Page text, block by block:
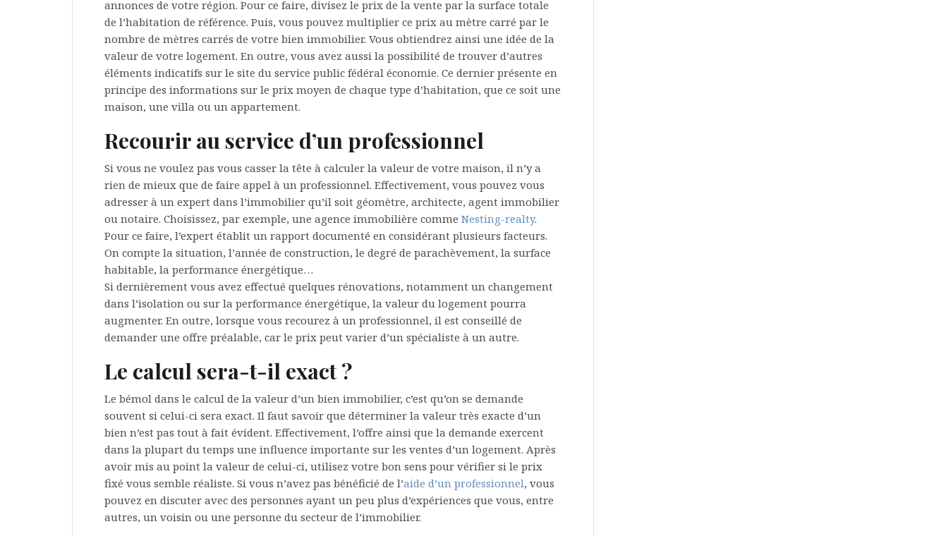
annonces de votre région. Pour ce faire, divisez le prix de la vente par la surface totale
de l’habitation de référence. Puis, vous pouvez multiplier ce prix au mètre carré par le
nombre de mètres carrés de votre bien immobilier. Vous obtiendrez ainsi une idée de la
valeur de votre logement. En outre, vous avez aussi la possibilité de trouver d’autres
éléments indicatifs sur le site du service public fédéral économie. Ce dernier présente en
principe des informations sur le prix moyen de chaque type d’habitation, que ce soit une
maison, une villa ou un appartement.
Recourir au service d’un professionnel
Si vous ne voulez pas vous casser la tête à calculer la valeur de votre maison, il n’y a
rien de mieux que de faire appel à un professionnel. Effectivement, vous pouvez vous
adresser à un expert dans l’immobilier qu’il soit géomètre, architecte, agent immobilier
ou notaire. Choisissez, par exemple, une agence immobilière comme Nesting-realty.
Pour ce faire, l’expert établit un rapport documenté en considérant plusieurs facteurs.
On compte la situation, l’année de construction, le degré de parachèvement, la surface
habitable, la performance énergétique…
Si dernièrement vous avez effectué quelques rénovations, notamment un changement
dans l’isolation ou sur la performance énergétique, la valeur du logement pourra
augmenter. En outre, lorsque vous recourez à un professionnel, il est conseillé de
demander une offre préalable, car le prix peut varier d’un spécialiste à un autre.
Le calcul sera-t-il exact ?
Le bémol dans le calcul de la valeur d’un bien immobilier, c’est qu’on se demande
souvent si celui-ci sera exact. Il faut savoir que déterminer la valeur très exacte d’un
bien n’est pas tout à fait évident. Effectivement, l’offre ainsi que la demande exercent
dans la plupart du temps une influence importante sur les ventes d’un logement. Après
avoir mis au point la valeur de celui-ci, utilisez votre bon sens pour vérifier si le prix
fixé vous semble réaliste. Si vous n’avez pas bénéficié de l’aide d’un professionnel, vous
pouvez en discuter avec des personnes ayant un peu plus d’expériences que vous, entre
autres, un voisin ou une personne du secteur de l’immobilier.